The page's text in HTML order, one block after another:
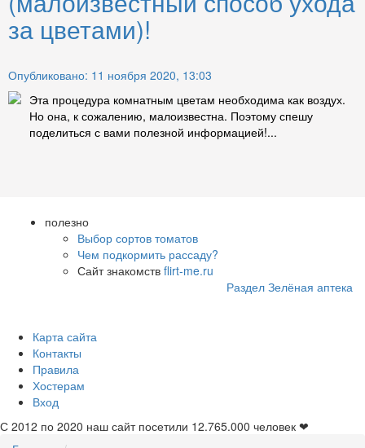
за цветами)!
Опубликовано: 11 ноября 2020, 13:03
Эта процедура комнатным цветам необходима как воздух.
Но она, к сожалению, малоизвестна. Поэтому спешу
поделиться с вами полезной информацией!...
полезно
Выбор сортов томатов
Чем подкормить рассаду?
Сайт знакомств flirt-me.ru
Раздел Зелёная аптека
Карта сайта
Контакты
Правила
Хостерам
Вход
С 2012 по 2020 наш сайт посетили 12.765.000 человек ❤